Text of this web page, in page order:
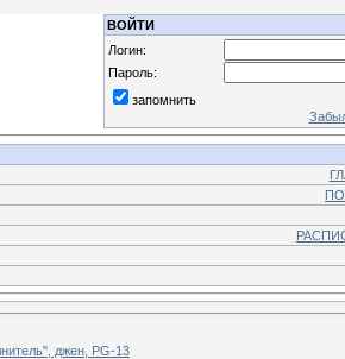
ВОЙТИ
Логин:
Пароль:
запомнить
джен, PG-13